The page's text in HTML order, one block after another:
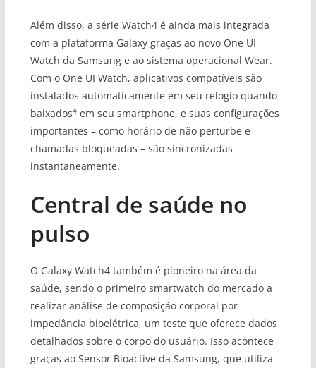
Além disso, a série Watch4 é ainda mais integrada
com a plataforma Galaxy graças ao novo One UI
Watch da Samsung e ao sistema operacional Wear.
Com o One UI Watch, aplicativos compatíveis são
instalados automaticamente em seu relógio quando
baixados4em seu smartphone, e suas configurações
importantes – como horário de não perturbe e
chamadas bloqueadas – são sincronizadas
instantaneamente.
Central de saúde no
pulso
O Galaxy Watch4 também é pioneiro na área da
saúde, sendo o primeiro smartwatch do mercado a
realizar análise de composição corporal por
impedância bioelétrica, um teste que oferece dados
detalhados sobre o corpo do usuário. Isso acontece
graças ao Sensor Bioactive da Samsung, que utiliza